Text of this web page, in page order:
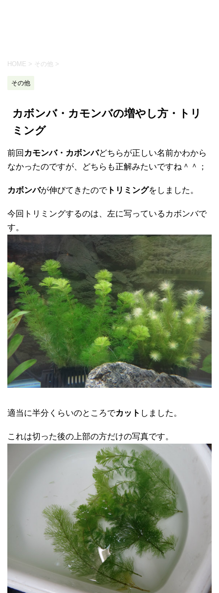
HOME > その他 >
その他
カボンバ・カモンバの増やし方・トリ
ミング
前回 カモンバ・カボンバどちらが正しい名前かわから
なかったのですが、どちらも正解みたいですね＾＾；
カボンバが伸びてきたのでトリミングをしました。
今回トリミングするのは、左に写っているカボンバで
す。
適当に半分くらいのところでカット しました。
これは切った後の上部の方だけの写真です。